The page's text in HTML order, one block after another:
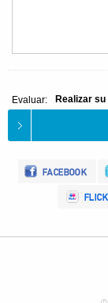
Evaluar: Realizar